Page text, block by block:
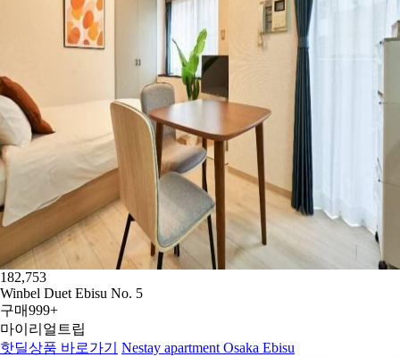
182,753
Winbel Duet Ebisu No. 5
구매999+
마이리얼트립
핫딜상품 바로가기
Nestay apartment Osaka Ebisu